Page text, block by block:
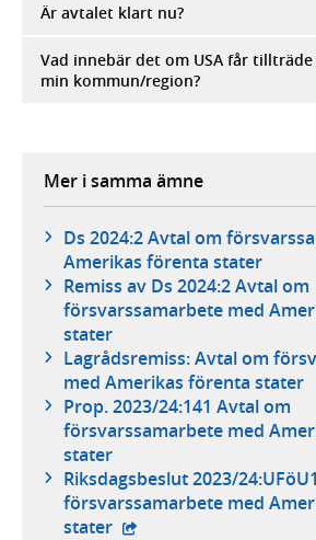
Är avtalet klart nu?
Vad innebär det om USA får
min kommun/region?
Mer i samma ämne
Ds 2024:2 Avtal om
Amerikas förenta stater
Remiss av Ds 2024:2 Avtal om
försvarssamarbete med
stater
Lagrådsremiss: Avtal om
med Amerikas förenta stater
Prop. 2023/24:141 Avtal om
försvarssamarbete med
stater
Riksdagsbeslut 2023/
försvarssamarbete med
stater - extern webbplats,